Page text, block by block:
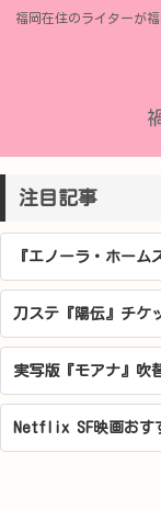
福岡在住のライターが
注目記事
『エノーラ・ホーム
刀ステ『陽伝』チケ
実写版『モアナ』吹
Netflix SF映画おす